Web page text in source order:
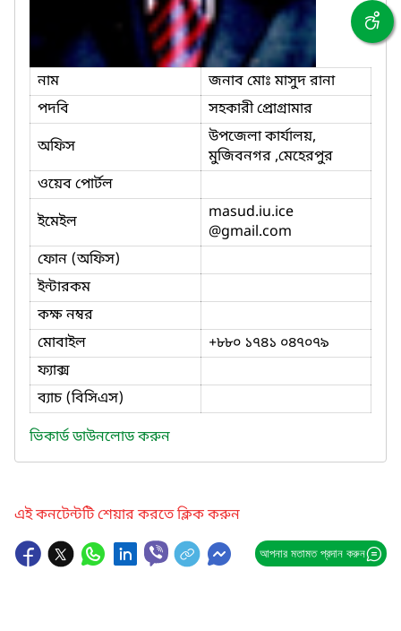
নাম
জনাব মোঃ মাসুদ রানা
পদবি
সহকারী প্রোগ্রামার
অফিস
উপজেলা কার্যালয়,
মুজিবনগর ,মেহেরপুর
ওয়েব পোর্টল
ইমেইল
masud.iu.ice
@gmail.com
ফোন (অফিস)
ইন্টারকম
কক্ষ নম্বর
মোবাইল
+৮৮০ ১৭৪১ ০৪৭০৭৯
ফ্যাক্স
ব্যাচ (বিসিএস)
ভিকার্ড ডাউনলোড করুন
এই কনটেন্টটি শেয়ার করতে ক্লিক করুন
আপনার মতামত প্রদান করুন